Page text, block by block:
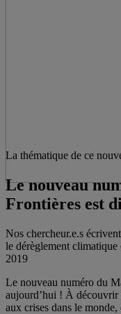
La thématique de ce
Le nouveau
Frontières est
Nos chercheur.e.s
le dérèglement
2019
Le nouveau numéro du
aujourd’hui ! À découvrir
aux crises dans le monde,